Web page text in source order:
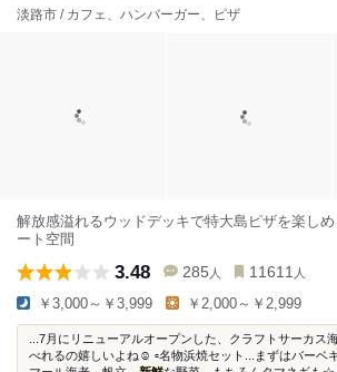
淡路市 / カフェ、ハンバーガー、ピザ
解放感溢れるウッドデッキで特大島ピザを楽し
ート空間
3.48 285 人 11611 人
￥3,000～￥3,999 ￥2,000～￥2,999
...7月にリニューアルオープンした、クラフトサーカス
べれるの嬉しいよね☺️ ▫️名物浜焼セット...まずはバーベ